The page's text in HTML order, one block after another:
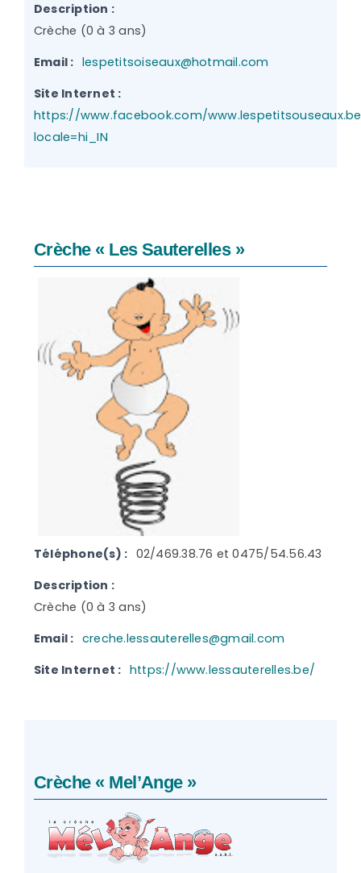
Description :
Crèche (0 à 3 ans)
Email : lespetitsoiseaux@hotmail.com
Site Internet :
https://www.facebook.com/
locale=hi_IN
Crèche « Les Sauterelles »
Téléphone(s) : 02/469.38.76 et 0475/54.56.43
Description :
Crèche (0 à 3 ans)
Email : creche.lessauterelles@gmail.com
Site Internet : https://www.lessauterelles.be/
Crèche « Mel’Ange »